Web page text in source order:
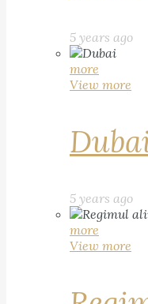
5 years ago
more
View more
5 years ago
more
View more